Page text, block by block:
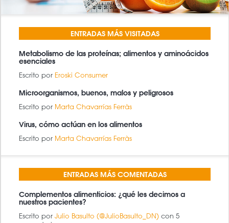
ENTRADAS MÁS VISITADAS
Metabolismo de las proteínas; alimentos y aminoácidos
esenciales
Escrito por Eroski Consumer
Microorganismos, buenos, malos y peligrosos
Escrito por Marta Chavarrías Ferràs
Virus, cómo actúan en los alimentos
Escrito por Marta Chavarrías Ferràs
ENTRADAS MÁS COMENTADAS
Complementos alimenticios: ¿qué les decimos a
nuestros pacientes?
Escrito por Julio Basulto (@JulioBasulto_DN) con 5